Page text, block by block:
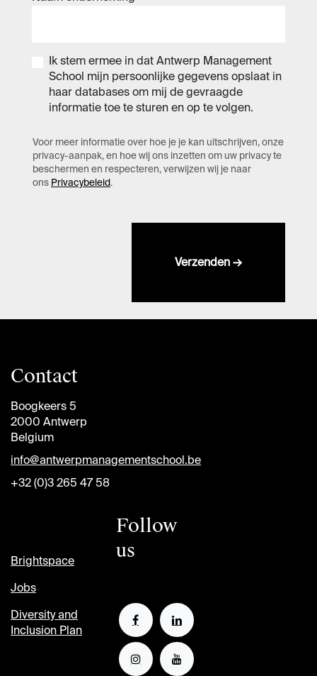
Ik stem ermee in dat Antwerp Management
School mijn persoonlijke gegevens opslaat in
haar databases om mij de gevraagde
informatie toe te sturen en op te volgen.
Voor meer informatie over hoe je je kan uitschrijven, onze
privacy-aanpak, en hoe wij ons inzetten om uw privacy te
beschermen en respecteren, verwijzen wij je naar
ons Privacybeleid .
Verzenden →
Contact
Boogkeers 5
2000 Antwerp
Belgium
info@antwerpmanagementschool.be
+32 (0)3 265 47 58
Brightspace
Jobs
Diversity and
Inclusion Plan
Follow
us